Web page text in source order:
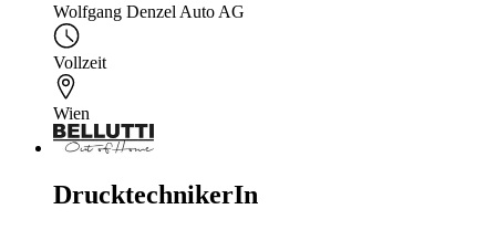
Wolfgang Denzel Auto AG
Vollzeit
Wien
DrucktechnikerIn